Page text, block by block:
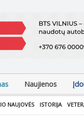
Naujienos
NAUJOVĖS ISTORIJA